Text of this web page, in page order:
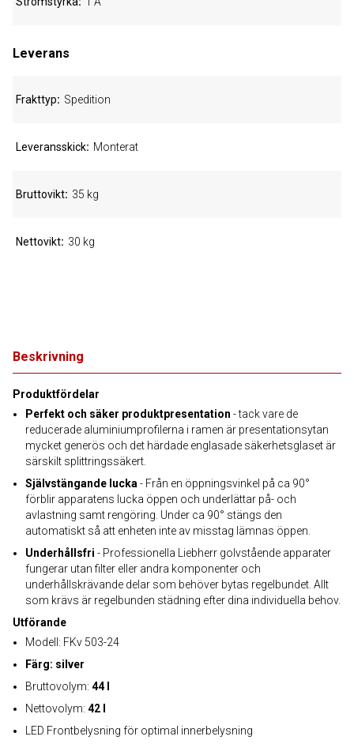
Beskrivning
Produktfördelar
Perfekt och säker produktpresentation - tack vare de
reducerade aluminiumprofilerna i ramen är presentationsytan
mycket generös och det härdade englasade säkerhetsglaset är
särskilt splittringssäkert.
Självstängande lucka - Från en öppningsvinkel på ca 90°
förblir apparatens lucka öppen och underlättar på- och
avlastning samt rengöring. Under ca 90° stängs den
automatiskt så att enheten inte av misstag lämnas öppen.
Underhållsfri - Professionella Liebherr golvstående apparater
fungerar utan filter eller andra komponenter och
underhållskrävande delar som behöver bytas regelbundet. Allt
som krävs är regelbunden städning efter dina individuella behov.
Utförande
Modell: FKv 503-24
Färg: silver
Bruttovolym: 44 l
Nettovolym: 42 l
LED Frontbelysning för optimal innerbelysning
Leverans
Frakttyp Spedition
Leveransskick Monterat
Bruttovikt 35 kg
Nettovikt 30 kg